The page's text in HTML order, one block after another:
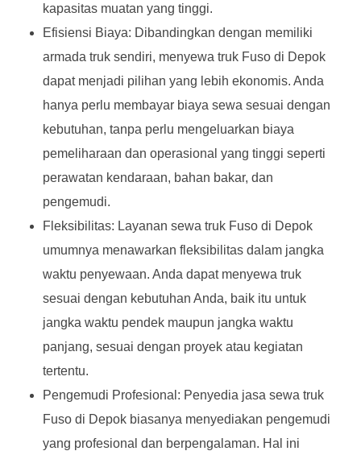
kapasitas muatan yang tinggi.
Efisiensi Biaya: Dibandingkan dengan memiliki
armada truk sendiri, menyewa truk Fuso di Depok
dapat menjadi pilihan yang lebih ekonomis. Anda
hanya perlu membayar biaya sewa sesuai dengan
kebutuhan, tanpa perlu mengeluarkan biaya
pemeliharaan dan operasional yang tinggi seperti
perawatan kendaraan, bahan bakar, dan
pengemudi.
Fleksibilitas: Layanan sewa truk Fuso di Depok
umumnya menawarkan fleksibilitas dalam jangka
waktu penyewaan. Anda dapat menyewa truk
sesuai dengan kebutuhan Anda, baik itu untuk
jangka waktu pendek maupun jangka waktu
panjang, sesuai dengan proyek atau kegiatan
tertentu.
Pengemudi Profesional: Penyedia jasa sewa truk
Fuso di Depok biasanya menyediakan pengemudi
yang profesional dan berpengalaman. Hal ini